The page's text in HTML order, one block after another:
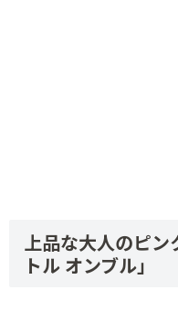
上品な大人のピン
トル オンブル」